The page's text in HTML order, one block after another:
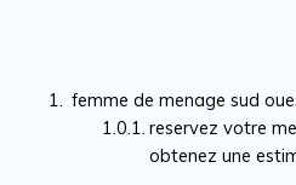
femme de menage sud
reservez votre
obtenez une